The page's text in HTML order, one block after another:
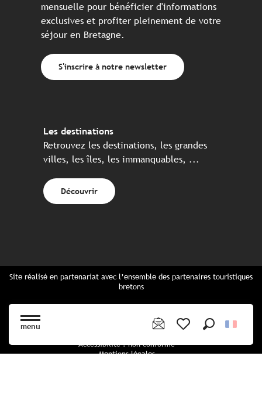
menu
mensuelle pour bénéficier d'informations
exclusives et profiter pleinement de votre
séjour en Bretagne.
S'inscrire à notre newsletter
Les destinations
Retrouvez les destinations, les grandes
villes, les îles, les immanquables, ...
Découvrir
Site réalisé en partenariat avec l’ensemble des partenaires touristiques
bretons
Cartes Bretagne & brochures
Accessibilité : non conforme
Mentions légales